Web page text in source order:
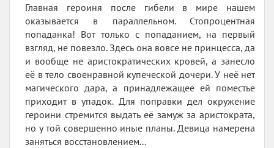
Главная героиня после гибели в мире нашем
оказывается в параллельном. Стопроцентная
попаданка! Вот только с попаданием, на первый
взгляд, не повезло. Здесь она вовсе не принцесса, да
и вообще не аристократических кровей, а занесло
её в тело своенравной купеческой дочери. У неё нет
магического дара, а принадлежащее ей поместье
приходит в упадок. Для поправки дел окружение
героини стремится выдать её замуж за аристократа,
но у той совершенно иные планы. Девица намерена
заняться восстановлением...